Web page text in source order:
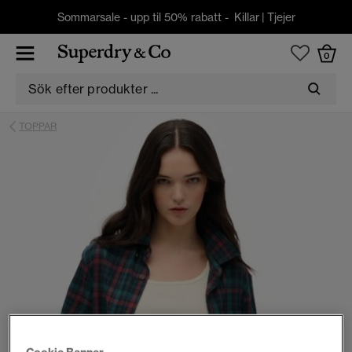
Sommarsale - upp til 50% rabatt - Killar| Tjejer
0
TOPPAR